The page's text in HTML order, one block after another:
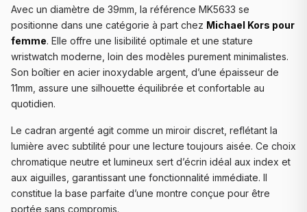
Avec un diamètre de 39mm, la référence MK5633 se
positionne dans une catégorie à part chez Michael Kors pour
femme. Elle offre une lisibilité optimale et une stature
wristwatch moderne, loin des modèles purement minimalistes.
Son boîtier en acier inoxydable argent, d’une épaisseur de
11mm, assure une silhouette équilibrée et confortable au
quotidien.
Le cadran argenté agit comme un miroir discret, reflétant la
lumière avec subtilité pour une lecture toujours aisée. Ce choix
chromatique neutre et lumineux sert d’écrin idéal aux index et
aux aiguilles, garantissant une fonctionnalité immédiate. Il
constitue la base parfaite d’une montre conçue pour être
portée sans compromis.